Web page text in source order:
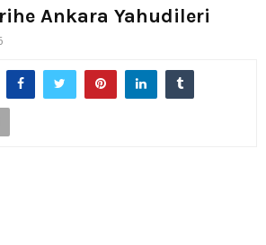
Ankara Yahudileri